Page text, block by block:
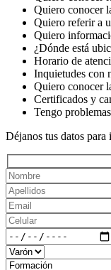
Quiero conocer
Quiero referir a
Quiero
¿Dónde está
Horario de
Inquietudes con
Quiero conocer
Certificados y
Tengo
Déjanos tus datos